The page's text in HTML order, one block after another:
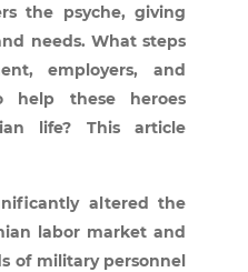
the psyche, giving
needs. What steps
employers, and
help these heroes
life? This article
altered the
labor market and
of military personnel